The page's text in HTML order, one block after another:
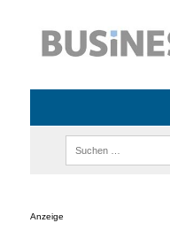
Anzeige